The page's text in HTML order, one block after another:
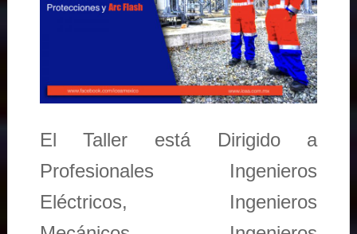
El Taller está Dirigido a
Profesionales Ingenieros
Eléctricos, Ingenieros